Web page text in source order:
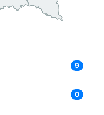
9
0